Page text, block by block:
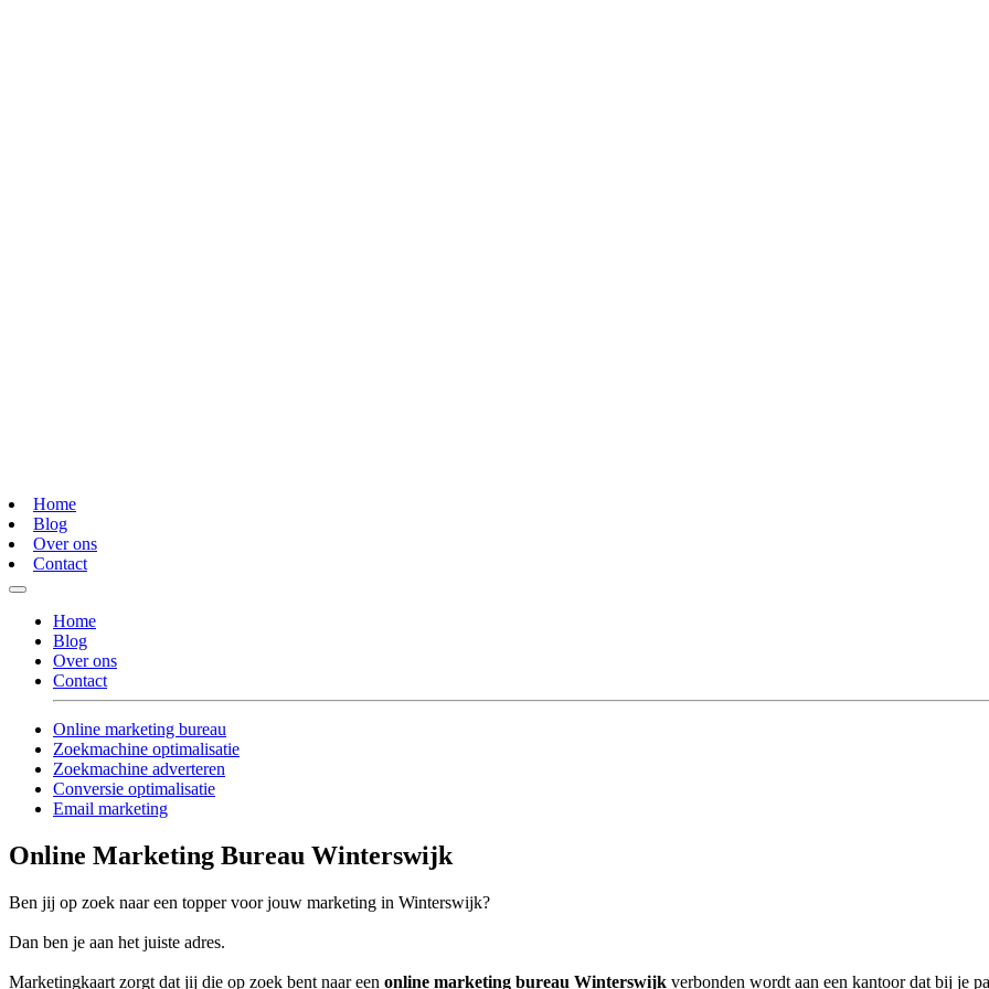
Home
Blog
Over ons
Contact
Home
Blog
Over ons
Contact
Online marketing bureau
Zoekmachine optimalisatie
Zoekmachine adverteren
Conversie optimalisatie
Email marketing
Online Marketing Bureau Winterswijk
Ben jij op zoek naar een topper voor jouw marketing in Winterswijk?
Dan ben je aan het juiste adres.
Marketingkaart zorgt dat jij die op zoek bent naar een online marketing bureau Winterswijk verbonden wordt aan een kantoor dat bij je